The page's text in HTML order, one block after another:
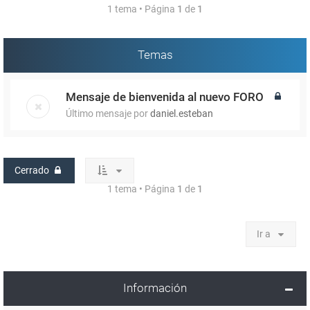
1 tema • Página 1 de 1
Temas
Mensaje de bienvenida al nuevo FORO
Último mensaje pordaniel.esteban
Cerrado
1 tema • Página 1 de 1
Ir a
Información